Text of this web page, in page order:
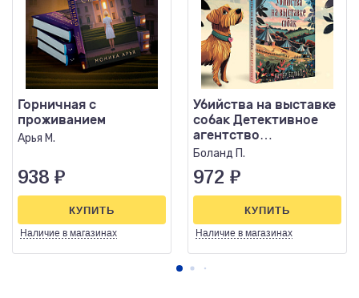
Горничная с
проживанием
Арья М.
938 ₽
Наличие в магазинах
КУПИТЬ
Убийства на выставке
собак Детективное
агентство
«Благотворительный
Боланд П.
972 ₽
Наличие в магазинах
КУПИТЬ